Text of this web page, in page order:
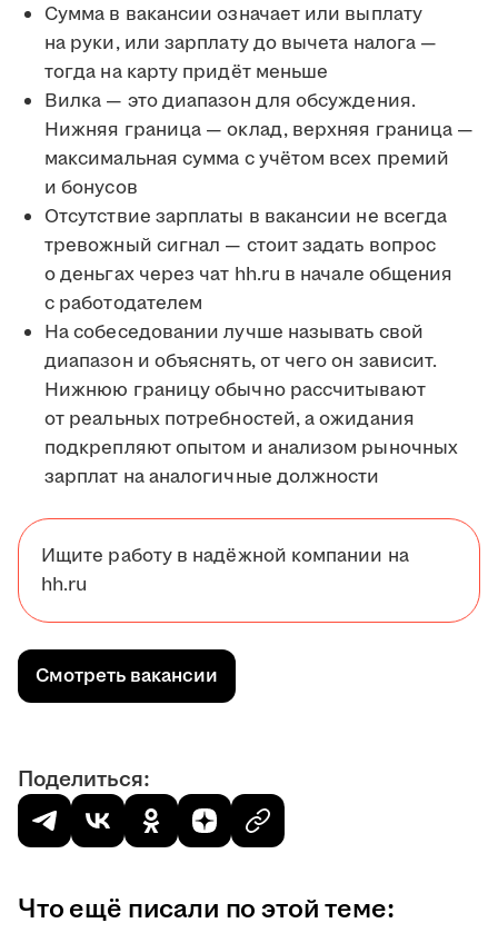
Сумма в вакансии означает или выплату
на руки, или зарплату до вычета налога —
тогда на карту придёт меньше
Вилка — это диапазон для обсуждения.
Нижняя граница — оклад, верхняя граница —
максимальная сумма с учётом всех премий
и бонусов
Отсутствие зарплаты в вакансии не всегда
тревожный сигнал — стоит задать вопрос
о деньгах через чат hh.ru в начале общения
с работодателем
На собеседовании лучше называть свой
диапазон и объяснять, от чего он зависит.
Нижнюю границу обычно рассчитывают
от реальных потребностей, а ожидания
подкрепляют опытом и анализом рыночных
зарплат на аналогичные должности
Ищите работу в надёжной компании на
hh.ru
Смотреть вакансии
Поделиться:
Что ещё писали по этой теме: